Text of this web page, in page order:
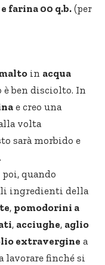
farina 00 q.b. (per
in acqua
è ben disciolto. In
e creo una
volta
sarà morbido e
poi, quando
ingredienti della
, pomodorini a
, acciughe, aglio
extravergine a
lavorare finché si